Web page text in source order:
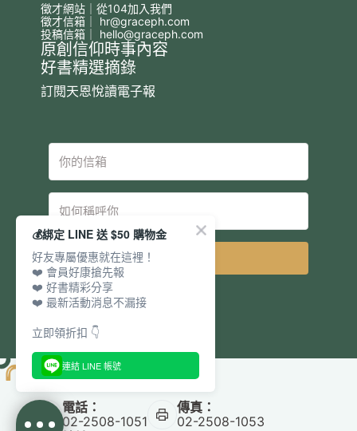
徵才網站｜從104加入我們
徵才信箱｜ hr@graceph.com
投稿信箱｜ hello@graceph.com
原創信仰時事內容
好書精選摘錄
訂閱天恩悅讀電子報
電話：
02-2508-1051
傳真：
02-2508-1053
💰綁定 LINE 送 $50 購物金
好友專屬優惠就在這裡！
❤️ 會員好康搶先報
❤️ 好書精彩分享
❤️ 最新活動消息不漏接
立即領折扣 👇
連結 LINE 帳號